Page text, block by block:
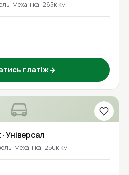
Механіка 265к км
платіж→
· Універсал
Механіка 250к км